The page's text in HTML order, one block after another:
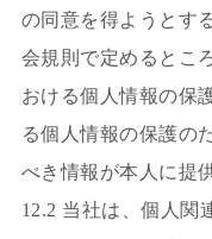
の同意を得ようとす
会規則で定めるとこ
おける個人情報の保
る個人情報の保護の
べき情報が本人に提
12.2 当社は、個人関